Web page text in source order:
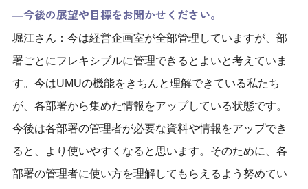
―今後の展望や目標をお聞かせください。
堀江さん：今は経営企画室が全部管理していますが、部
署ごとにフレキシブルに管理できるとよいと考えていま
す。今はUMUの機能をきちんと理解できている私たち
が、各部署から集めた情報をアップしている状態です。
今後は各部署の管理者が必要な資料や情報をアップでき
ると、より使いやすくなると思います。そのために、各
部署の管理者に使い方を理解してもらえるよう努めてい